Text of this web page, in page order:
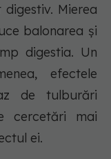
Mierea
balonarea și
digestia. Un
efectele
de tulburări
cercetări mai
ei.